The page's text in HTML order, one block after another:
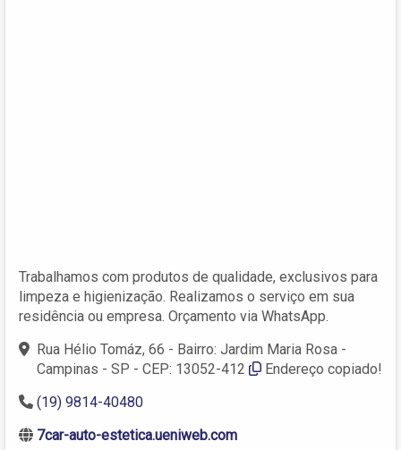
Trabalhamos com produtos de qualidade, exclusivos para
limpeza e higienização. Realizamos o serviço em sua
residência ou empresa. Orçamento via WhatsApp.
Rua Hélio Tomáz, 66 - Bairro: Jardim Maria Rosa -
Campinas - SP - CEP: 13052-412
Endereço copiado!
(19) 9814-40480
7car-auto-estetica.ueniweb.com